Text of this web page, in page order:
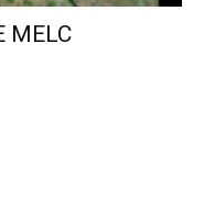
MELC